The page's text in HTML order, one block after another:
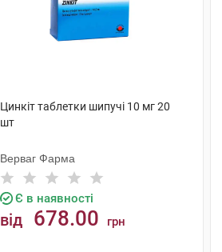
Цинкіт таблетки шипучі 10 мг 20
шт
Верваг Фарма
Є в наявності
від 678.00 грн